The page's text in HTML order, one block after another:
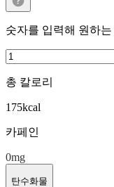
숫자를 입력해 원하
총 칼로리
175kcal
카페인
0mg
탄수화물